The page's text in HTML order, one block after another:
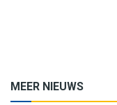
MEER NIEUWS